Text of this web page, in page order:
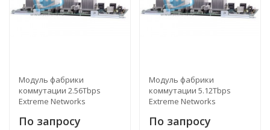
Модуль фабрики
коммутации 2.56Tbps
Extreme Networks
По запросу
Модуль фабрики
коммутации 5.12Tbps
Extreme Networks
По запросу